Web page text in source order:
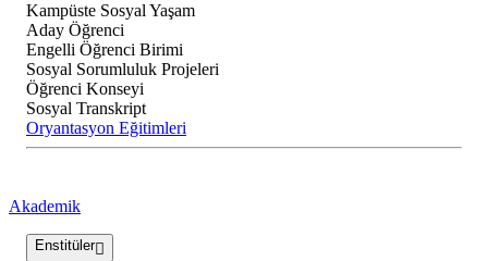
Kampüste Sosyal Yaşam
Aday Öğrenci
Engelli Öğrenci Birimi
Sosyal Sorumluluk Projeleri
Öğrenci Konseyi
Sosyal Transkript
Oryantasyon Eğitimleri
Akademik
Enstitüler